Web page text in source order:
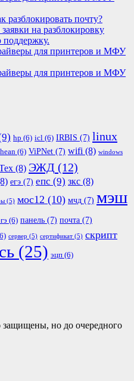
разблокировать почту?
на разблокировку
поддержку.
для принтеров и МФУ
для принтеров и МФУ
hp (6) icl (6) IRBIS (7) linux
(6) ViPNet (7) wifi (8) windows
(8) ЭЖД (12)
егэ (7) епс (9) зкс (8)
(5) мос12 (10) мчд (7) мэш
(6) панель (7) почта (7)
сервер (5) сертификат (5) скрипт
(25) эцп (6)
но до очередного